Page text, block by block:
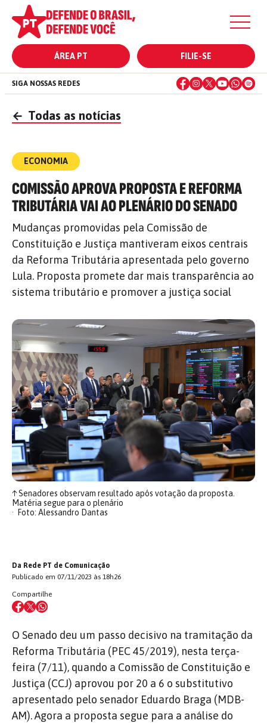
ÁREA PT FILIE-SE
SIGA NOSSAS REDES
← Todas as notícias
ECONOMIA
COMISSÃO APROVA PROPOSTA E REFORMA
TRIBUTÁRIA VAI AO PLENÁRIO DO SENADO
Mudanças promovidas pela Comissão de
Constituição e Justiça mantiveram eixos centrais
da Reforma Tributária apresentada pelo governo
Lula. Proposta promete dar mais transparência ao
sistema tributário e promover a justiça social
↑Senadores observam resultado após votação da proposta.
Matéria segue para o plenário
Foto: Alessandro Dantas
Da Rede PT de Comunicação
Publicado em 07/11/2023 às 18h26
Compartilhe
O Senado deu um passo decisivo na tramitação da
Reforma Tributária (PEC 45/2019), nesta terça-
feira (7/11), quando a Comissão de Constituição e
Justiça (CCJ) aprovou por 20 a 6 o substitutivo
apresentado pelo senador Eduardo Braga (MDB-
AM). Agora a proposta segue para a análise do